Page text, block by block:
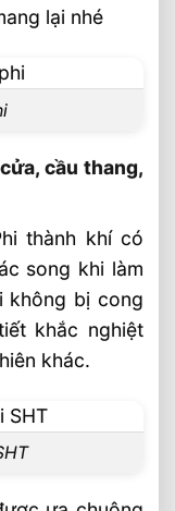
lại nhé
cầu thang,
thành khí có
song khi làm
không bị cong
khắc nghiệt
khác.